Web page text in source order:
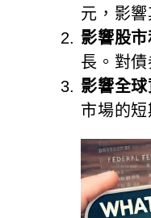
元，影
影響股
長。對
影響全
市場的短